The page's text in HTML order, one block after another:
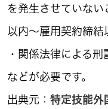
を発生させていな
以内～雇用契約締結
・関係法律による
などが必要です。
出典元： 特定技能外